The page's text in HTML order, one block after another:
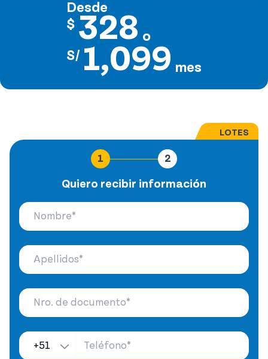
Desde
$ 328 o
S/ 1,099 mes
LOTES
1 2
Quiero recibir información
+51